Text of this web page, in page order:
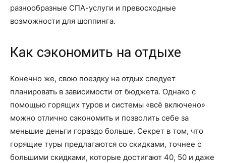
разнообразные СПА-услуги и превосходные
возможности для шоппинга.
Как сэкономить на отдыхе
Конечно же, свою поездку на отдых следует
планировать в зависимости от бюджета. Однако с
помощью горящих туров и системы «всё включено»
можно отлично сэкономить и позволить себе за
меньшие деньги гораздо больше. Секрет в том, что
горящие туры предлагаются со скидками, точнее с
большими скидками, которые достигают 40, 50 и даже